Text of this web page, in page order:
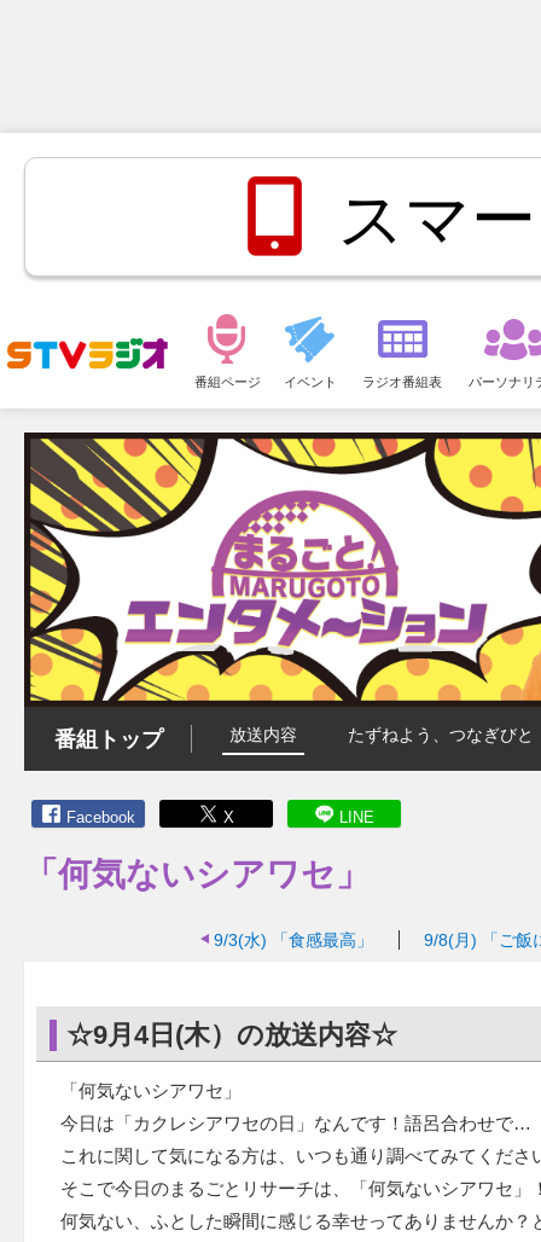
スマ
ュ
ー
番組ページ イベント ラジオ番組表 パーソナリ
番組トップ 放送内容 たずねよう、つなぎびと
Facebook X LINE
「何気ないシアワセ」
9/3(水) 「食感最高」 9/8(月) 「ご
☆9月4日(木）の放送内容☆
「何気ないシアワセ」
今日は「カクレシアワセの日」なんです！語呂合わせで…
これに関して気になる方は、いつも通り調べてみてくださ
そこで今日のまるごとリサーチは、「何気ないシアワセ」
何気ない、ふとした瞬間に感じる幸せってありませんか？